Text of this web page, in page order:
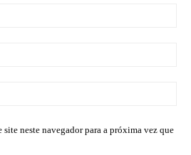
site neste navegador para a próxima vez que